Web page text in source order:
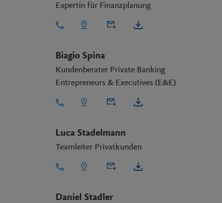
Expertin für Finanzplanung
Biagio Spina
Kundenberater Private Banking
Entrepreneurs & Executives (E&E)
Luca Stadelmann
Teamleiter Privatkunden
Daniel Stadler